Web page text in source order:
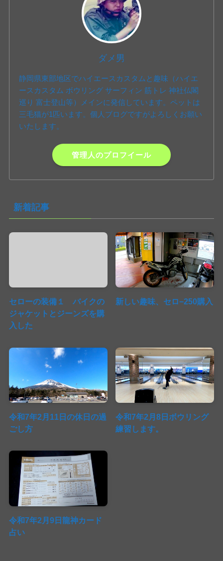
ダメ男
静岡県東部地区でハイエースカスタムと趣味（ハイエ
ースカスタム ボウリング サーフィン 筋トレ 神社仏閣
巡り 富士登山等）メインに発信しています。ペットは
三毛猫が1匹います。個人ブログですがよろしくお願い
いたします。
管理人のプロフイール
新着記事
セローの装備１ バイクの
ジャケットとジーンズを購
入した
新しい趣味、セロ−250購入
令和7年2月11日の休日の過
ごし方
令和7年2月8日ボウリング
練習します。
令和7年2月9日龍神カード
占い